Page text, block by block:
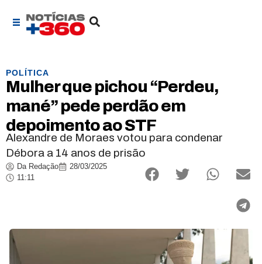
POLÍTICA
Mulher que pichou “Perdeu,
mané” pede perdão em
depoimento ao STF
Alexandre de Moraes votou para condenar
Débora a 14 anos de prisão
Da Redação
28/03/2025
11:11